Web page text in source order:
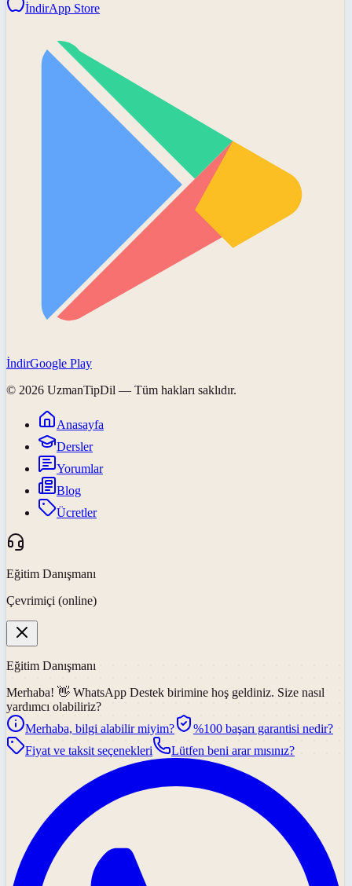
İndirApp Store
İndirGoogle Play
© 2026 UzmanTipDil — Tüm hakları saklıdır.
Anasayfa
Dersler
Yorumlar
Blog
Ücretler
Eğitim Danışmanı
Çevrimiçi (online)
Eğitim Danışmanı
Merhaba! 👋 WhatsApp Destek birimine hoş geldiniz. Size nasıl
yardımcı olabiliriz?
Merhaba, bilgi alabilir miyim?
%100 başarı garantisi nedir?
Fiyat ve taksit seçenekleri
Lütfen beni arar mısınız?